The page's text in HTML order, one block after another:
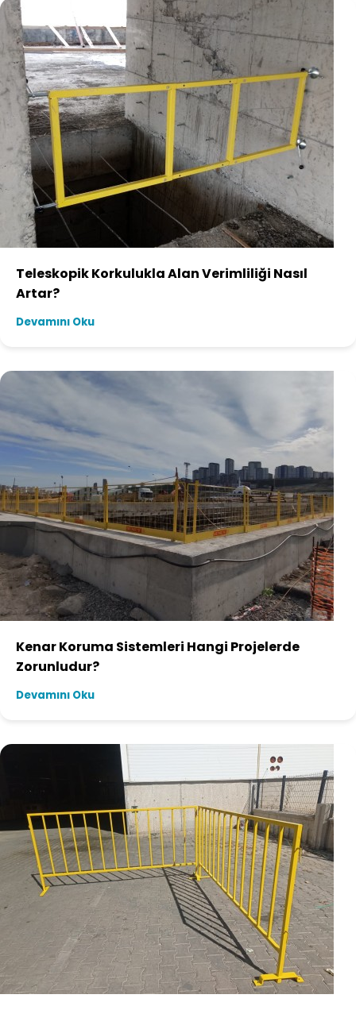
Teleskopik Korkulukla Alan Verimliliği Nasıl
Artar?
Devamını Oku
Kenar Koruma Sistemleri Hangi Projelerde
Zorunludur?
Devamını Oku